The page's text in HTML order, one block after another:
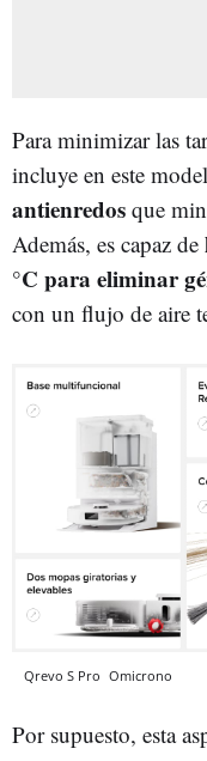
Para minimizar las
incluye en este
antienredos que
Además, es capaz de
°C para eliminar
con un flujo de aire
Qrevo S Pro Omicrono
Por supuesto, esta